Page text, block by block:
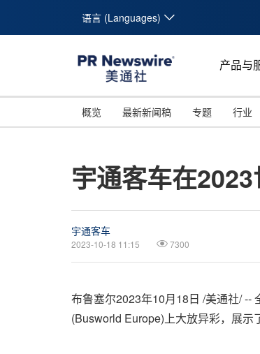
语言 (Languages)
产品与
概览 最新新闻稿 专题 行业
宇通客车在
宇通客车
2023-10-18 11:15 7300
布鲁塞尔2023年10月18日 /美通社/ --
(Busworld Europe)上大放异彩，展示